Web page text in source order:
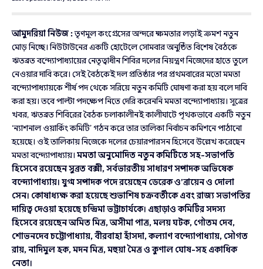
আমুদরিয়া নিউজ :তৃণমূল কংগ্রেসের অন্দরে ক্ষমতার লড়াই ক্রমশ নতুন
মোড় নিচ্ছে। নিউটাউনের একটি হোটেলে সোমবার অনুষ্ঠিত বিশেষ বৈঠকে
ঋতব্রত বন্দ্যোপাধ্যায়ের নেতৃত্বাধীন শিবির দলের নিয়ন্ত্রণ নিজেদের হাতে তুলে
নেওয়ার দাবি করে। সেই বৈঠকেই দল প্রতিষ্ঠার পর প্রথমবারের মতো মমতা
বন্দ্যোপাধ্যায়কে শীর্ষ পদ থেকে সরিয়ে নতুন কমিটি ঘোষণা করা হয় বলে দাবি
করা হয়। তবে পাল্টা পদক্ষেপ নিতে দেরি করেননি মমতা বন্দ্যোপাধ্যায়। সূত্রের
খবর, ঋতব্রত শিবিরের বৈঠক চলাকালীনই কালীঘাটে পৃথকভাবে একটি নতুন
‘ন্যাশনাল ওয়ার্কিং কমিটি’ গঠন করে তার তালিকা নির্বাচন কমিশনে পাঠানো
হয়েছে। ওই তালিকায় নিজেকে দলের চেয়ারপারসন হিসেবে উল্লেখ করেছেন
মমতা বন্দ্যোপাধ্যায়। মমতা অনুমোদিত নতুন কমিটিতে সহ-সভাপতি
হিসেবে রয়েছেন সুব্রত বক্সী, সর্বভারতীয় সাধারণ সম্পাদক অভিষেক
বন্দ্যোপাধ্যায়। যুগ্ম সম্পাদক পদে রয়েছেন ডেরেক ও’ব্রায়েন ও দোলা
সেন। কোষাধ্যক্ষ করা হয়েছে শুভাশিষ চক্রবর্তীকে এবং রাজ্য সভাপতির
দায়িত্ব দেওয়া হয়েছে চন্দ্রিমা ভট্টাচার্যকে। এছাড়াও কমিটির সদস্য
হিসেবে রয়েছেন অমিত মিত্র, অসীমা পাত্র, মলয় ঘটক, গৌতম দেব,
শোভনদেব চট্টোপাধ্যায়, বীরবাহা হাঁসদা, কল্যাণ বন্দ্যোপাধ্যায়, সৌগত
রায়, নাদিমুল হক, মদন মিত্র, মহুয়া মৈত্র ও কুণাল ঘোষ-সহ একাধিক
নেতা।